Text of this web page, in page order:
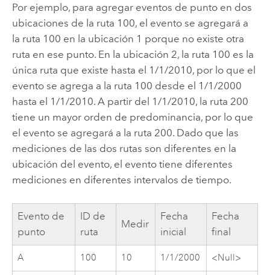
Por ejemplo, para agregar eventos de punto en dos
ubicaciones de la ruta 100, el evento se agregará a
la ruta 100 en la ubicación 1 porque no existe otra
ruta en ese punto. En la ubicación 2, la ruta 100 es la
única ruta que existe hasta el 1/1/2010, por lo que el
evento se agrega a la ruta 100 desde el 1/1/2000
hasta el 1/1/2010. A partir del 1/1/2010, la ruta 200
tiene un mayor orden de predominancia, por lo que
el evento se agregará a la ruta 200. Dado que las
mediciones de las dos rutas son diferentes en la
ubicación del evento, el evento tiene diferentes
mediciones en diferentes intervalos de tiempo.
Evento de
punto
ID de
ruta
Medir
Fecha
inicial
Fecha
final
A 100 10 1/1/2000 <Null>